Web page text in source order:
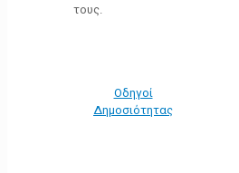
τους.
Οδηγοί
Δημοσιότητας